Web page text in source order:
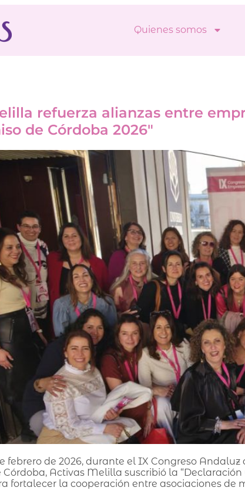
Quienes somos
refuerza alianzas entre
de Córdoba 2026″
febrero de 2026, durante el IX Congreso
Córdoba, Activas Melilla suscribió la
fortalecer la cooperación entre asociaciones de